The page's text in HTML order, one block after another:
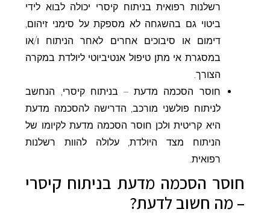
רשלנות רפואית בניתוח קיסרי יכולה לבוא לידי
ביטוי גם בהשגחה לא מספקת על סימני זיהום,
דימום או סיבוכים אחרים לאחר הניתוח ו/או
במסגרת אי מתן טיפול אנטיביוטי ליולדת במקרה
הצורך.
חוסר הסכמה מדעת – בניתוח קיסרי, הנחשב
לניתוח פולשני מורכב, הדרישה להסכמה מדעת
היא קריטית ולכן חוסר הסכמה מדעת לקיומו של
הניתוח מצד היולדת, עלולה להוות רשלנות
רפואית.
חוסר הסכמה מדעת בניתוח קיסרי
– מה חשוב לדעת?